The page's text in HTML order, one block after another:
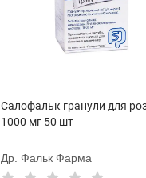
Салофальк гранули для
1000 мг 50 шт
Др. Фальк Фарма